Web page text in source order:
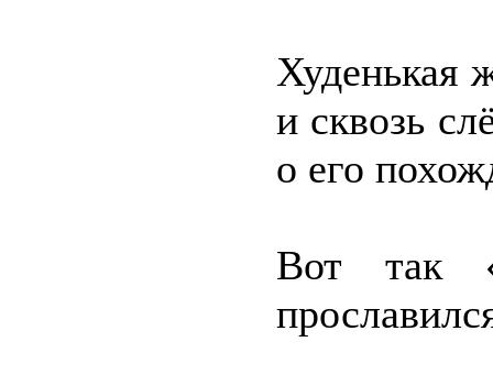
Худенькая
и сквозь
о его
Вот так